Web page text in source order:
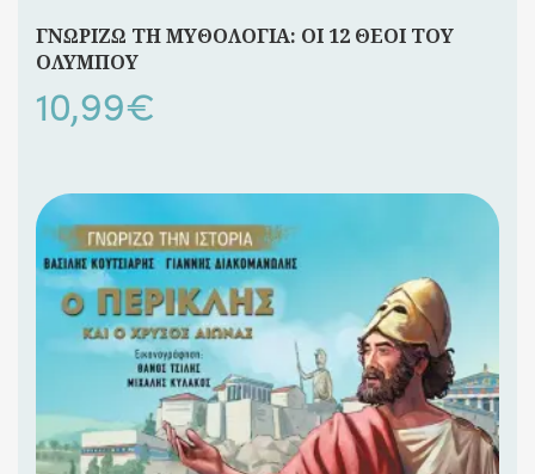
ΓΝΩΡΙΖΩ ΤΗ ΜΥΘΟΛΟΓΙΑ: ΟΙ 12 ΘΕΟΙ ΤΟΥ
ΟΛΥΜΠΟΥ
10,99€